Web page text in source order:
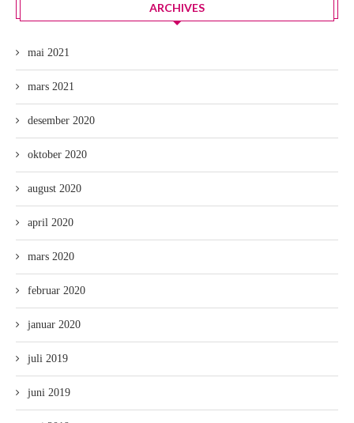
ARCHIVES
mai 2021
mars 2021
desember 2020
oktober 2020
august 2020
april 2020
mars 2020
februar 2020
januar 2020
juli 2019
juni 2019